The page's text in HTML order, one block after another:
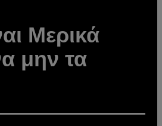
Μερικά
μην τα